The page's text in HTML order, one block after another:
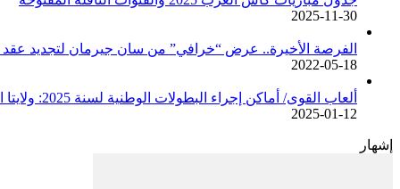
2025-11-30
الفرصة الأخيرة.. عرض “خرافي” من سان جيرمان لتجديد عقد
2022-05-18
ألعاب القوى/ أماكن إجراء البطولات الوطنية لسنة 2025: ولايتا الجزائر وبجاية تحتضنان أغلبية المسابقات /اتحادية/
2025-01-12
إشهار